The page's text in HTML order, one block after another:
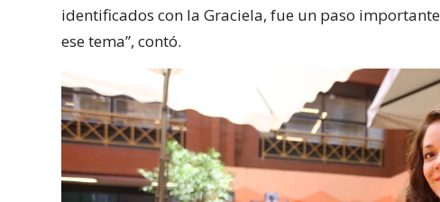
identificados con la Graciela, fue un paso
ese tema”, contó.